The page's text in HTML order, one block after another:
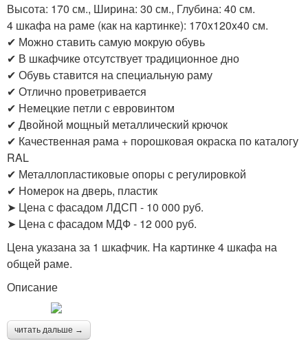
Высота: 170 см., Ширина: 30 см., Глубина: 40 см.
4 шкафа на раме (как на картинке): 170x120x40 см.
✔ Можно ставить самую мокрую обувь
✔ В шкафчике отсутствует традиционное дно
✔ Обувь ставится на специальную раму
✔ Отлично проветривается
✔ Немецкие петли с евровинтом
✔ Двойной мощный металлический крючок
✔ Качественная рама + порошковая окраска по каталогу
RAL
✔ Металлопластиковые опоры с регулировкой
✔ Номерок на дверь, пластик
➤ Цена с фасадом ЛДСП - 10 000 руб.
➤ Цена с фасадом МДФ - 12 000 руб.
Цена указана за 1 шкафчик. На картинке 4 шкафа на
общей раме.
Описание
читать дальше →